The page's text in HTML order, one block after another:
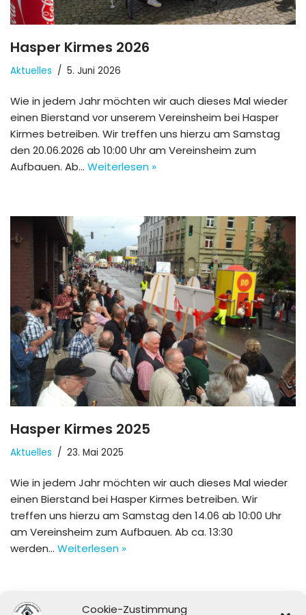
Cookie-Zustimmung
Hasper Kirmes 2026
Aktuelles 5. Juni 2026
Wie in jedem Jahr möchten wir auch dieses Mal wieder
einen Bierstand vor unserem Vereinsheim bei Hasper
Kirmes betreiben. Wir treffen uns hierzu am Samstag
den 20.06.2026 ab 10:00 Uhr am Vereinsheim zum
Aufbauen. Ab… Weiterlesen »
Hasper Kirmes 2025
Aktuelles 23. Mai 2025
Wie in jedem Jahr möchten wir auch dieses Mal wieder
einen Bierstand bei Hasper Kirmes betreiben. Wir
treffen uns hierzu am Samstag den 14.06 ab 10:00 Uhr
am Vereinsheim zum Aufbauen. Ab ca. 13:30
werden… Weiterlesen »